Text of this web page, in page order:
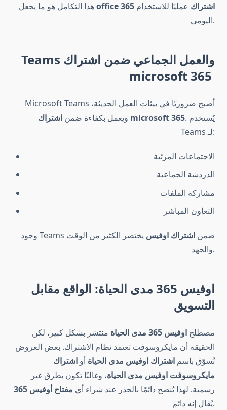
office 365 اشتراك عمليًا للاستخدام
اليومي.
Teams والعمل الجماعي ضمن اشتراك
microsoft 365
Microsoft Teams أصبح ضروريًا في بيئات العمل الحديثة،
ويعمل بكفاءة ضمن اشتراك microsoft 365. يُستخدم
Teams لـ:
الاجتماعات المرئية
الدردشة الجماعية
مشاركة الملفات
التعاون المباشر
وجود Teams ضمن اشتراك اوفيس يختصر الكثير من الوقت
والجهد.
اوفيس 365 مدى الحياة: الواقع مقابل
التسويق
مصطلح اوفيس 365 مدى الحياة
منتشر بشكل كبير، لكن
الحقيقة أن مايكروسوفت تعتمد نظام الاشتراك. بعض العروض
تُسوّق باسم اشتراك اوفيس مدى الحياة أو اشتراك
مايكروسوفت اوفيس مدى الحياة، وغالبًا تكون بطرق غير
رسمية. لهذا يُنصح دائمًا بالحذر عند شراء أي مفتاح أوفيس 365
يُقال إنه دائم.